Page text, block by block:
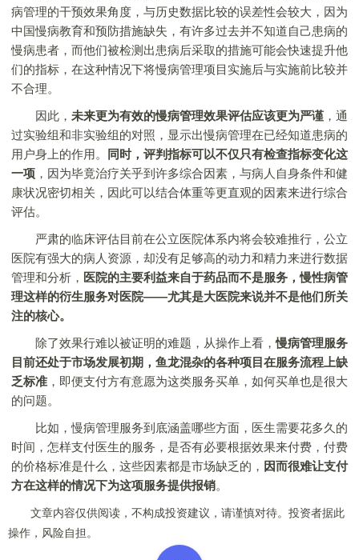
病管理的干预效果角度，与历史数据比较的误差性会较大，因为
中国慢病教育和预防措施缺失，有许多过去并不知道自己患病的
慢病患者，而他们被检测出患病后采取的措施可能会快速提升他
们的指标，在这种情况下将慢病管理项目实施后与实施前比较并
不合理。
因此， 未来更为有效的慢病管理效果评估应该更为严谨 ，通
过实验组和非实验组的对照，显示出慢病管理在已经知道患病的
用户身上的作用。
同时，评判指标可以不仅只有检查指标变化这
一项 ，因为毕竟治疗关乎到许多综合因素，与病人自身条件和健
康状况密切相关，因此可以结合体重等更直观的因素来进行综合
评估。
严肃的临床评估目前在公立医院体系内将会较难推行，公立
医院有强大的病人资源，却没有足够高的动力和精力来进行数据
管理和分析， 医院的主要利益来自于药品而不是服务，慢性病管
理这样的衍生服务对医院——尤其是大医院来说并不是他们所关
注的核心。
除了效果行难以被证明的难题，从操作上看，慢病管理服务
目前还处于市场发展初期，鱼龙混杂的各种项目在服务流程上缺
乏标准 ，即便支付方有意愿为这类服务买单，如何买单也是很大
的问题。
比如，慢病管理服务到底涵盖哪些方面，医生需要花多久的
时间，怎样支付医生的服务，是否有必要根据效果来付费，付费
的价格标准是什么，这些因素都是市场缺乏的， 因而很难让支付
方在这样的情况下为这项服务提供报销。
文章内容仅供阅读，不构成投资建议，请谨慎对待。投资者据此
操作，风险自担。